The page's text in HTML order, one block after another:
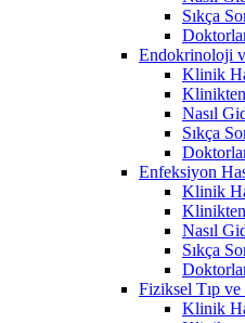
Sıkça
Endokrinoloji
Klinik
Nasıl
Sıkça
Enfeksiyon
Klinik
Nasıl
Sıkça
Fiziksel Tıp
Klinik